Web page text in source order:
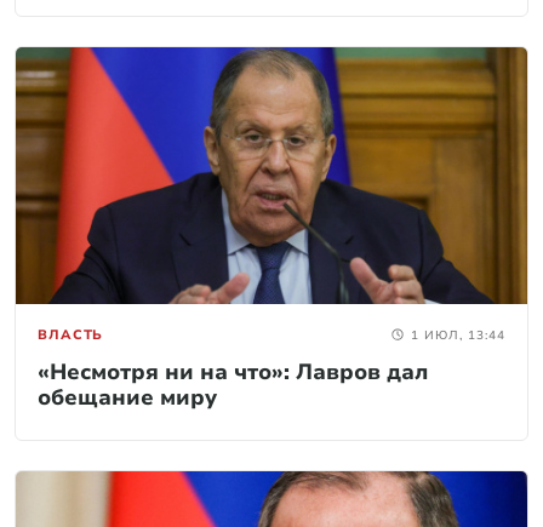
ВЛАСТЬ 1 ИЮЛ, 13:44
«Несмотря ни на что»: Лавров дал
обещание миру